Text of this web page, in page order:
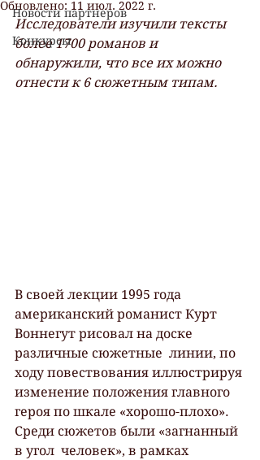
Новости партнеров
Конкурсы
Обновлено: 11 июл. 2022 г.
Исследователи изучили тексты
более 1700 романов и
обнаружили, что все их можно
отнести к 6 сюжетным типам.
В своей лекции 1995 года
американский романист Курт
Воннегут рисовал на доске
различные сюжетные  линии, по
ходу повествования иллюстрируя
изменение положения главного
героя по шкале «хорошо-плохо».
Среди сюжетов были «загнанный
в угол  человек», в рамках